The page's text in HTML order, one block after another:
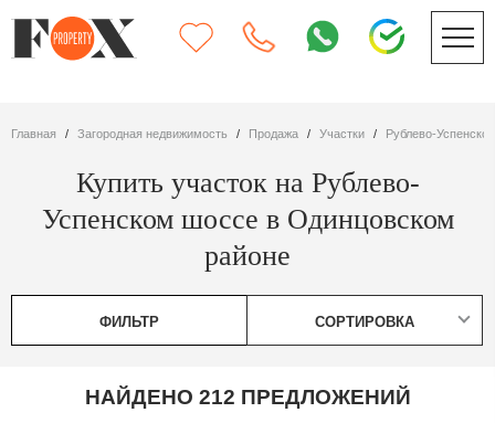
Главная Загородная недвижимость Продажа участки Рублево-
Купить участок на Рублево-
Успенском шоссе в Одинцовском
районе
ФИЛЬТР СОРТИРОВКА
НАЙДЕНО 212 ПРЕДЛОЖЕНИЙ